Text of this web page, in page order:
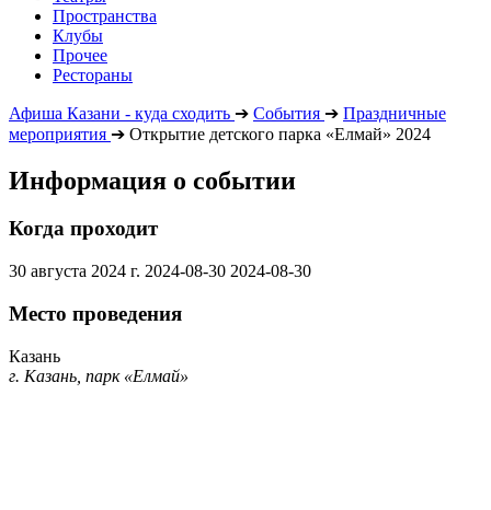
Пространства
Клубы
Прочее
Рестораны
Афиша Казани - куда сходить ➔ События ➔ Праздничные
мероприятия ➔ Открытие детского парка «Елмай» 2024
Информация о событии
Когда проходит
30 августа 2024 г. 2024-08-30 2024-08-30
Место проведения
Казань
г. Казань, парк «Елмай»